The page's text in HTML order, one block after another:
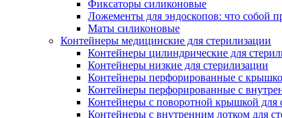
Фиксаторы силиконовые
Ложементы для эндоскопов: что собой
Маты силиконовые
Контейнеры медицинские для стерилизации
Контейнеры цилиндрические для
Контейнеры низкие для стерилизации
Контейнеры перфорированные с
Контейнеры перфорированные с
Контейнеры с поворотной крышкой для
Контейнеры с внутренним лотком для